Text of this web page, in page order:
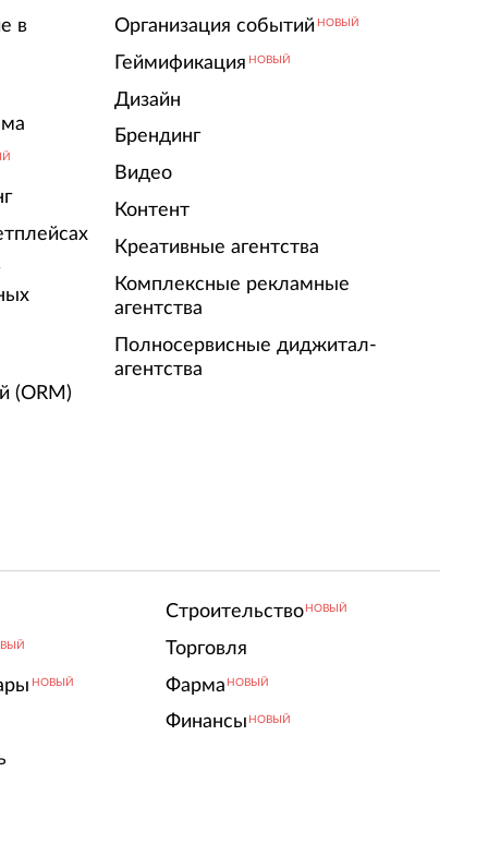
в
(ORM)
Организация событий НОВЫЙ
Геймификация НОВЫЙ
Дизайн
Брендинг
Видео
Контент
Креативные агентства
Комплексные рекламные
агентства
Полносервисные диджитал-
агентства
НОВЫЙ
Строительство НОВЫЙ
Торговля
Фарма НОВЫЙ
Финансы НОВЫЙ